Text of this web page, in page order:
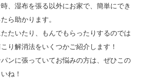
、湿布を張る以外にお家で、簡単にでき
ら助かります。
たいたり、もんでもらったりするのでは
り解消法をいくつかご紹介します！
ンに張っていてお悩みの方は、ぜひこの
ね！